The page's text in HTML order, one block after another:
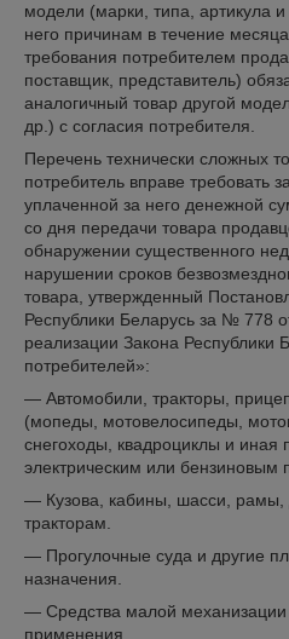
модели (марки, типа, артикула
него причинам в течение
требования потребителем
поставщик, представитель)
аналогичный товар другой
др.) с согласия потребителя.
Перечень технически сложных
потребитель вправе требовать
уплаченной за него денежной
со дня передачи товара
обнаружении существенного
нарушении сроков
товара, утвержденный
Республики Беларусь за № 778
реализации Закона Республики
потребителей»:
— Автомобили, тракторы,
(мопеды, мотовелосипеды,
снегоходы, квадроциклы и иная
электрическим или бензиновым
— Кузова, кабины, шасси, рамы,
тракторам.
— Прогулочные суда и другие
назначения.
— Средства малой механизации
применения.